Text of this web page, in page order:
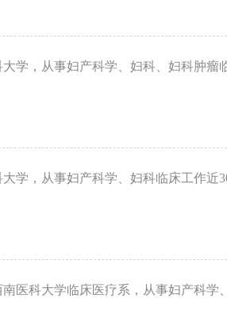
学，从事妇产科学、妇科、妇科肿瘤
学，从事妇产科学、妇科临床工作近
医科大学临床医疗系，从事妇产科学